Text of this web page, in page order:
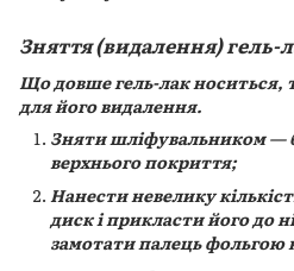
Зняття (видалення) гель-
Що довше гель-лак носиться,
для його видалення.
Зняти шліфувальником —
верхнього покриття;
Нанести невелику
диск і прикласти його до
замотати палець фольгою